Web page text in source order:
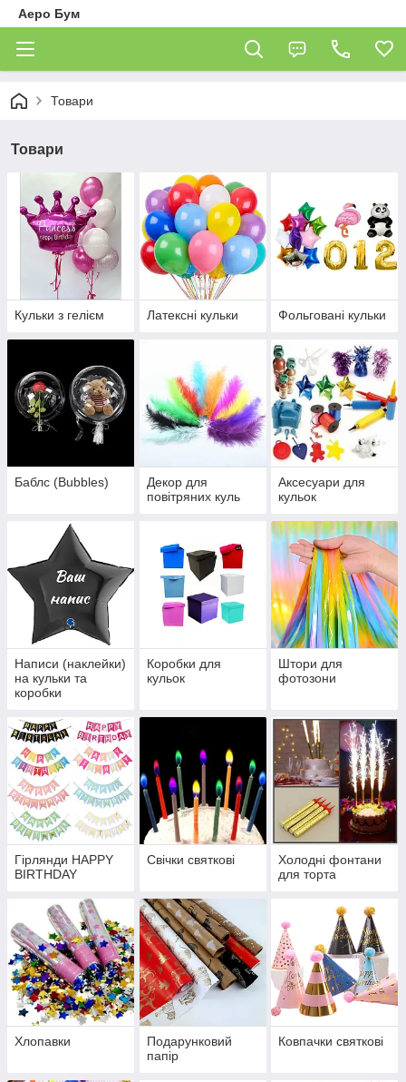
Аеро Бум
Товари
Товари
Кульки з гелієм Латексні кульки Фольговані кульки
Баблс (Bubbles)
Декор для
повітряних куль
Аксесуари для
кульок
Написи (наклейки)
на кульки та
коробки
Коробки для
кульок
Штори для
фотозони
Гірлянди HAPPY
BIRTHDAY
Свічки святкові
Холодні фонтани
для торта
Хлопавки
Подарунковий
папір
Ковпачки святкові